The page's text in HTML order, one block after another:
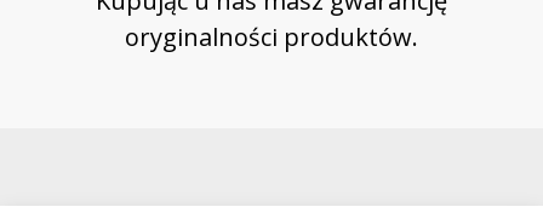
oryginalności produktów.